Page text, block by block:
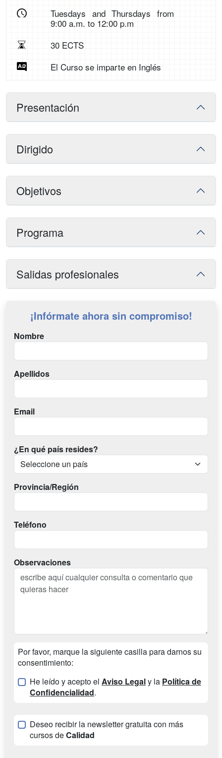
Tuesdays and Thursdays from
9:00 a.m. to 12:00 p.m
30 ECTS
El Curso se imparte en Inglés
Presentación
Dirigido
Objetivos
Programa
Salidas profesionales
¡Infórmate ahora sin compromiso!
Nombre
Apellidos
Email
¿En qué país resides?
Provincia/Región
Teléfono
Observaciones
Por favor, marque la siguiente casilla para darnos su
consentimiento:
He leído y acepto el Aviso Legaly la Política de
Confidencialidad.
Deseo recibir la newsletter gratuita con más
cursos deCalidad